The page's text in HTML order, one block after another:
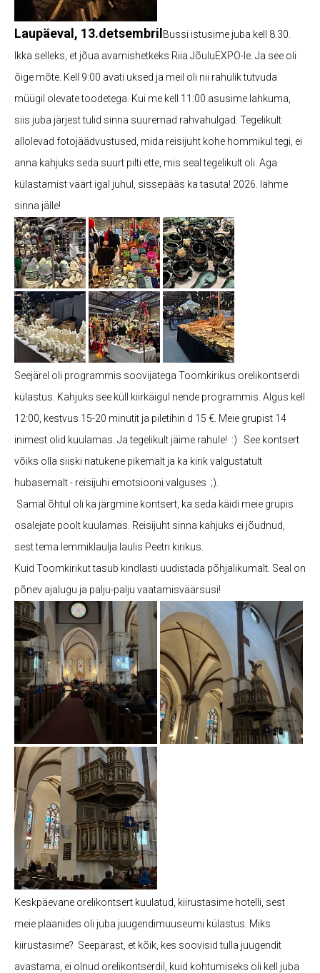
Laupäeval, 13.detsembril Bussi istusime juba kell 8.30.
Ikka selleks, et jõua avamishetkeks Riia JõuluEXPO-le. Ja see oli
õige mõte. Kell 9:00 avati uksed ja meil oli nii rahulik tutvuda
müügil olevate toodetega. Kui me kell 11:00 asusime lahkuma,
siis juba järjest tulid sinna suuremad rahvahulgad. Tegelikult
allolevad fotojäädvustused, mida reisijuht kohe hommikul tegi, ei
anna kahjuks seda suurt pilti ette, mis seal tegelikult oli. Aga
külastamist väärt igal juhul, sissepääs ka tasuta! 2026. lähme
sinna jälle!
Seejärel oli programmis soovijatega Toomkirikus orelikontserdi
külastus. Kahjuks see küll kiirkäigul nende programmis. Algus kell
12:00, kestvus 15-20 minutit ja piletihin d 15 €. Meie grupist 14
inimest olid kuulamas. Ja tegelikult jäime rahule! :) See kontsert
võiks olla siiski natukene pikemalt ja ka kirik valgustatult
hubasemalt - reisijuhi emotsiooni valguses ;).
Samal õhtul oli ka järgmine kontsert, ka seda käidi meie grupis
osalejate poolt kuulamas. Reisijuht sinna kahjuks ei jõudnud,
sest tema lemmiklaulja laulis Peetri kirikus.
Kuid Toomkirikut tasub kindlasti uudistada põhjalikumalt. Seal on
põnev ajalugu ja palju-palju vaatamisväärsusi!
Keskpäevane orelikontsert kuulatud, kiirustasime hotelli, sest
meie plaanides oli juba juugendimuuseumi külastus. Miks
kiirustasime? Seepärast, et kõik, kes soovisid tulla juugendit
avastama, ei olnud orelikontserdil, kuid kohtumiseks oli kell juba